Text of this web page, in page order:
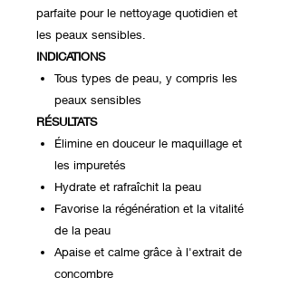
parfaite pour le nettoyage quotidien et
les peaux sensibles.
INDICATIONS
Tous types de peau, y compris les
peaux sensibles
RÉSULTATS
Élimine en douceur le maquillage et
les impuretés
Hydrate et rafraîchit la peau
Favorise la régénération et la vitalité
de la peau
Apaise et calme grâce à l'extrait de
concombre